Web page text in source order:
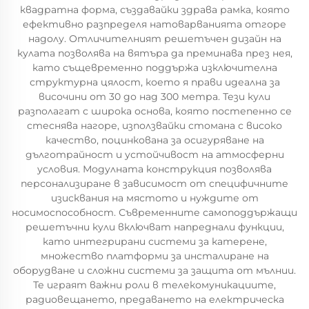
квадратна форма, създавайки здрава рамка, която
ефективно разпределя натоварванията отгоре
надолу. Отличителният решетъчен дизайн на
кулата позволява на вятъра да преминава през нея,
като същевременно поддържа изключителна
структурна цялост, което я прави идеална за
височини от 30 до над 300 метра. Тези кули
разполагат с широка основа, която постепенно се
стеснява нагоре, използвайки стомана с високо
качество, поцинкована за осигуряване на
дълготрайност и устойчивост на атмосферни
условия. Модулната конструкция позволява
персонализиране в зависимост от специфичните
изисквания на мястото и нуждите от
носимоспособност. Съвременните самоподдържащи
решетъчни кули включват напреднали функции,
като интегрирани системи за катерене,
множество платформи за инсталиране на
оборудване и сложни системи за защита от мълнии.
Те играят важни роли в телекомуникациите,
радиовещането, предаването на електрическа